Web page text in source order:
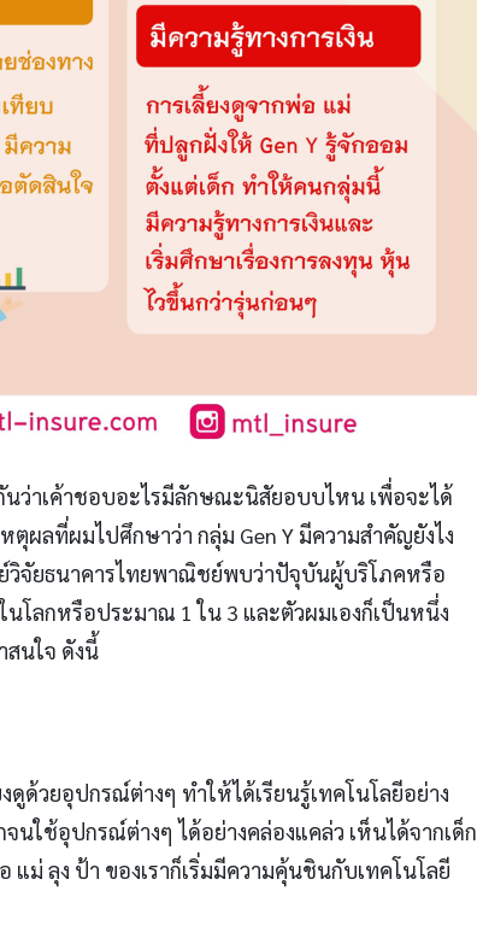
ว่าเค้าชอบอะไรมีลักษณะนิสัยอบบไหน เพื่อจะได้
ผลที่ผมไปศึกษาว่า กลุ่ม Gen Y มีความสำคัญยังไง
วิจัยธนาคารไทยพาณิชย์พบว่าปัจุบันผู้บริโภคหรือ
โลกหรือประมาณ 1 ใน 3 และตัวผมเองก็เป็นหนึ่ง
สนใจ ดังนี้
ด้วยอุปกรณ์ต่างๆ ทำให้ได้เรียนรู้เทคโนโลยีอย่าง
นใช้อุปกรณ์ต่างๆ ได้อย่างคล่องแคล่ว เห็นได้จากเด็ก
ม่ ลุง ป้า ของเราก็เริ่มมีความคุ้นชินกับเทคโนโลยี